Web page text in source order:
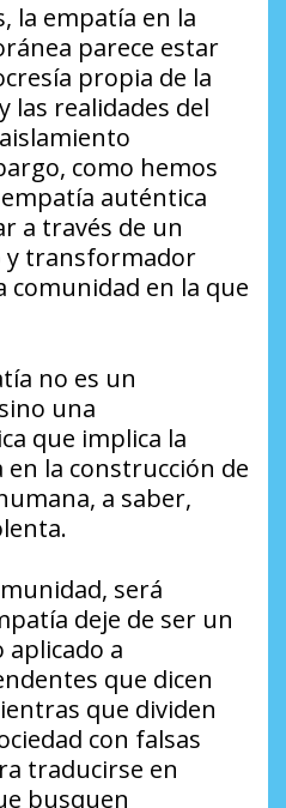
la empatía en la
parece estar
propia de la
las realidades del
como hemos
auténtica
a través de un
y transformador
comunidad en la que
no es un
una
que implica la
la construcción de
a saber,
será
deje de ser un
a
que dicen
que dividen
con falsas
traducirse en
busquen